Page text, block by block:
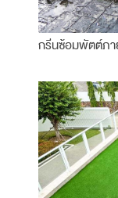
กรีนซ้อมพัตต์ภา